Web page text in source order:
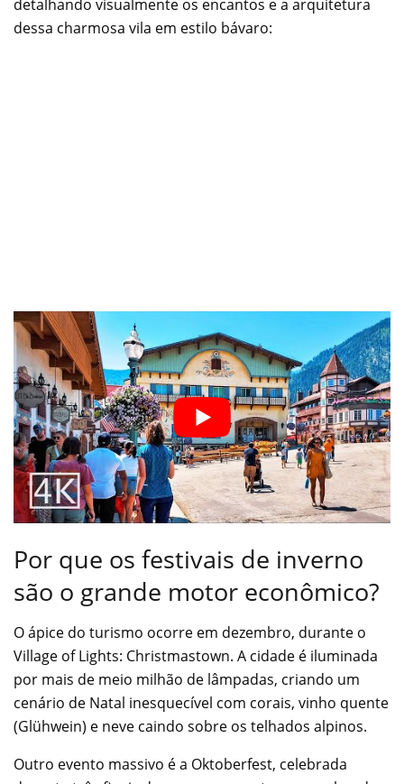
detalhando visualmente os encantos e a arquitetura
dessa charmosa vila em estilo bávaro:
Por que os festivais de inverno
são o grande motor econômico?
O ápice do turismo ocorre em dezembro, durante o
Village of Lights: Christmastown. A cidade é iluminada
por mais de meio milhão de lâmpadas, criando um
cenário de Natal inesquecível com corais, vinho quente
(Glühwein) e neve caindo sobre os telhados alpinos.
Outro evento massivo é a Oktoberfest, celebrada